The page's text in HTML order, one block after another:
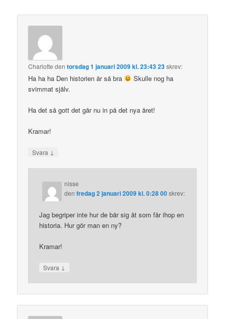
Charlotte dentorsdag 1 januari 2009 kl. 23:43 23skrev:
Ha ha ha Den historien är så bra
Skulle nog ha
svimmat själv.
Ha det så gott det går nu in på det nya året!
Kramar!
Svara ↓
nisse
denfredag 2 januari 2009 kl. 0:28 00skrev:
Jag begriper inte hur de bär sig åt som får ihop en
historia. Hur gör man en ny?
Kramar!
Svara ↓